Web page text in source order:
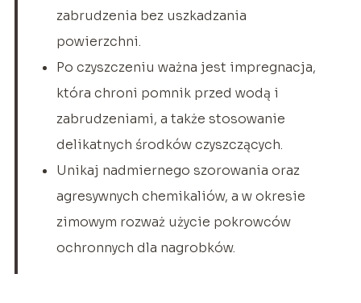
zabrudzenia bez uszkadzania
powierzchni.
Po czyszczeniu ważna jest impregnacja,
która chroni pomnik przed wodą i
zabrudzeniami, a także stosowanie
delikatnych środków czyszczących.
Unikaj nadmiernego szorowania oraz
agresywnych chemikaliów, a w okresie
zimowym rozważ użycie pokrowców
ochronnych dla nagrobków.